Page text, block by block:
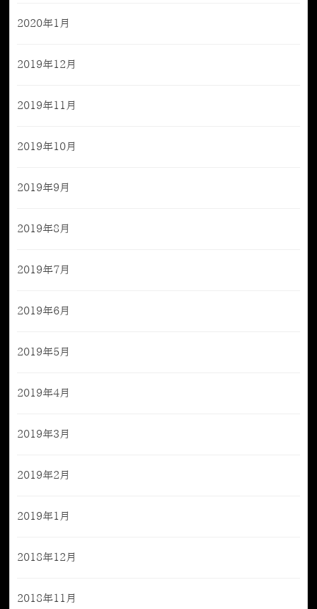
2020年1月
2019年12月
2019年11月
2019年10月
2019年9月
2019年8月
2019年7月
2019年6月
2019年5月
2019年4月
2019年3月
2019年2月
2019年1月
2018年12月
2018年11月